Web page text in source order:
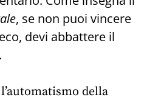
, se non puoi vincere
devi abbattere il
della